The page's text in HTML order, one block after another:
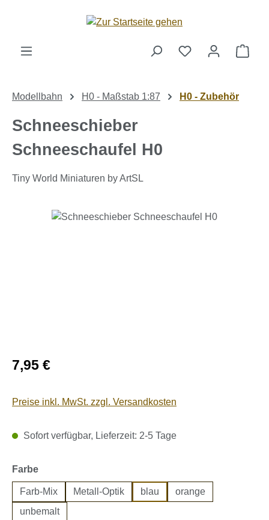
Zum Hauptinhalt springen
Modellbahn H0 - Maßstab 1:87 H0 - Zubehör
Schneeschieber
Schneeschaufel H0
Tiny World Miniaturen by ArtSL
Bildergalerie überspringen
Regulärer Preis:
7,95 €
Preise inkl. MwSt. zzgl. Versandkosten
Sofort verfügbar, Lieferzeit: 2-5 Tage
Farbeauswählen
Farb-Mix Metall-Optik blau
orange
unbemalt